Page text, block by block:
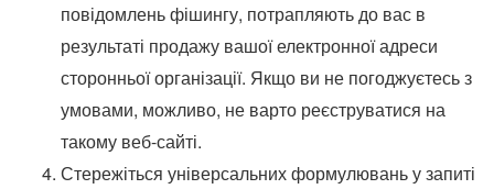
повідомлень фішингу, потрапляють до вас в
результаті продажу вашої електронної адреси
сторонньої організації. Якщо ви не погоджуєтесь з
умовами, можливо, не варто реєструватися на
такому веб-сайті.
Стережіться універсальних формулювань у запиті